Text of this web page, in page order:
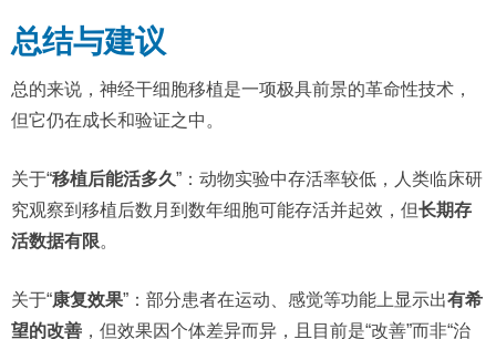
总结与建议
总的来说，神经干细胞移植是一项极具前景的革命性技术，
但它仍在成长和验证之中。
关于“移植后能活多久”：动物实验中存活率较低，人类临床研
究观察到移植后数月到数年细胞可能存活并起效，但长期存
活数据有限。
关于“康复效果”：部分患者在运动、感觉等功能上显示出有希
望的改善 ，但效果因个体差异而异，且目前是“改善”而非“治